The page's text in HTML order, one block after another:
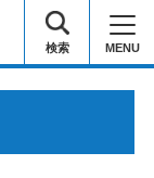
検索 MENU